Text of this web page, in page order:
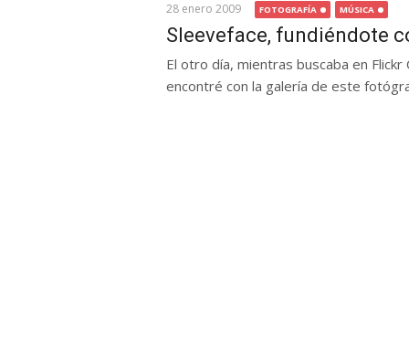
28 enero 2009 FOTOGRAFÍA MÚSICA
Sleeveface, fundiéndote
El otro día, mientras buscaba en
encontré con la galería de este